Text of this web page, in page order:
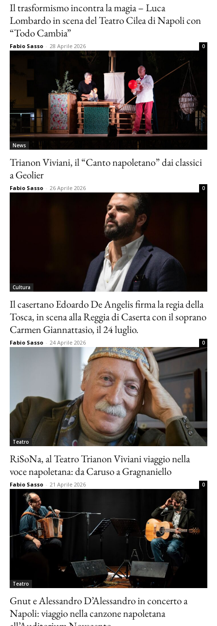
Il trasformismo incontra la magia – Luca
Lombardo in scena del Teatro Cilea di Napoli con
“Todo Cambia”
Fabio Sasso - 28 Aprile 2026 0
News
Trianon Viviani, il “Canto napoletano” dai classici
a Geolier
Fabio Sasso - 26 Aprile 2026 0
Cultura
Il casertano Edoardo De Angelis firma la regia della
Tosca, in scena alla Reggia di Caserta con il soprano
Carmen Giannattasio, il 24 luglio.
Fabio Sasso - 24 Aprile 2026 0
Teatro
RiSoNa, al Teatro Trianon Viviani viaggio nella
voce napoletana: da Caruso a Gragnaniello
Fabio Sasso - 21 Aprile 2026 0
Teatro
Gnut e Alessandro D’Alessandro in concerto a
Napoli: viaggio nella canzone napoletana